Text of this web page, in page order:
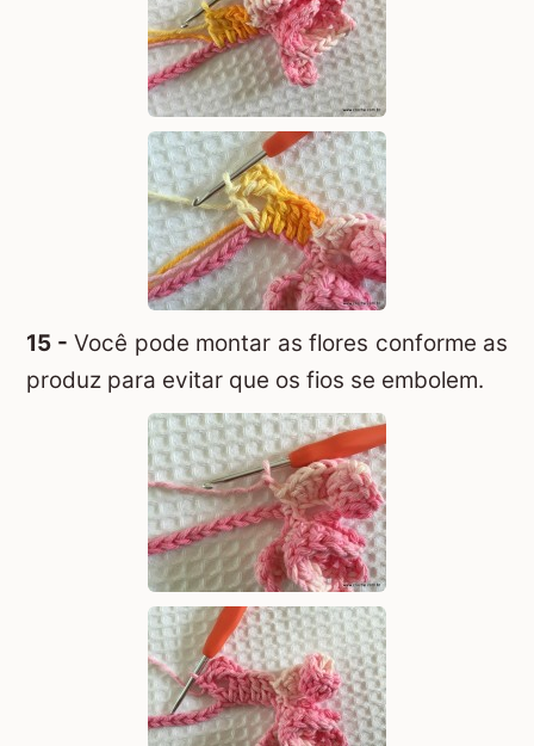
15 - Você pode montar as flores conforme as
produz para evitar que os fios se embolem.